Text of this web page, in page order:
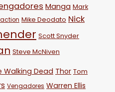
Manga Mark
Mike Deodato Nick
Scott Snyder
Steve McNiven
Walking Dead Thor Tom
Vengadores Warren Ellis